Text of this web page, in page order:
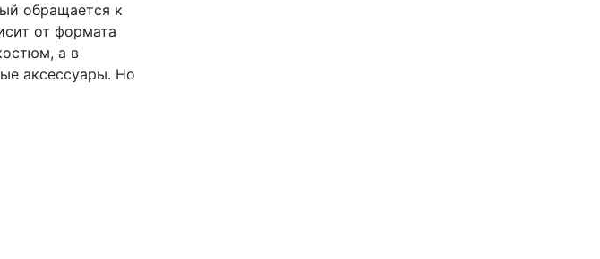
обращается к
от формата
а в
аксессуары. Но